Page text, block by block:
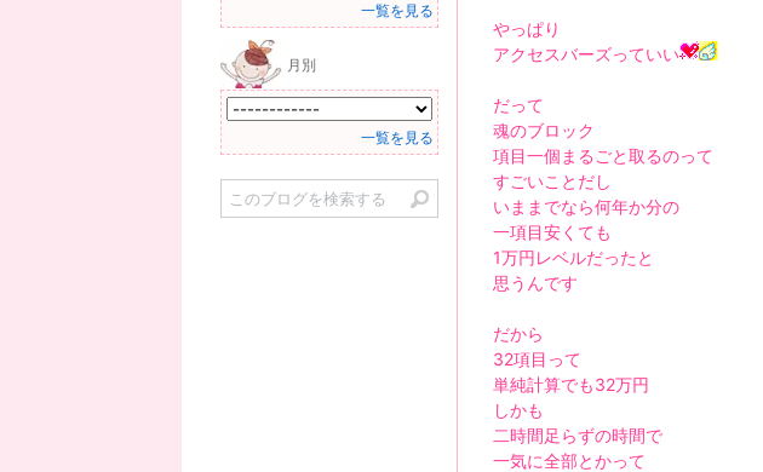
やっぱり
アクセスバーズっていい
だって
魂のブロック
項目一個まるごと取るのって
すごいことだし
いままでなら何年か分の
一項目安くても
1万円レベルだったと
思うんです
だから
32項目って
単純計算でも32万円
しかも
二時間足らずの時間で
一気に全部とかって
一覧を見る
月別
一覧を見る